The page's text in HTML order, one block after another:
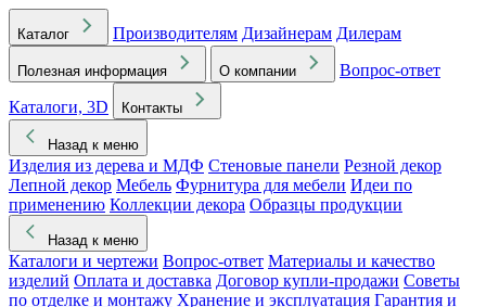
Каталог Производителям Дизайнерам Дилерам
Полезная информация О компании
Вопрос-ответ
Каталоги, 3D
Контакты
Назад к меню
Изделия из дерева и МДФ Стеновые панели Резной декор
Лепной декор Мебель Фурнитура для мебели Идеи по
применению Коллекции декора Образцы продукции
Назад к меню
Каталоги и чертежи Вопрос-ответ Материалы и качество
изделий Оплата и доставка Договор купли-продажи Советы
по отделке и монтажу Хранение и эксплуатация Гарантия и